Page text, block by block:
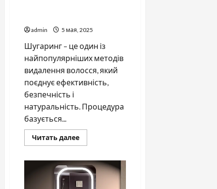
admin 5 мая, 2025
Шугаринг – це один із
найпопулярніших методів
видалення волосся, який
поєднує ефективність,
безпечність і
натуральність. Процедура
базується...
Читать далееПрочитать
больше
натуральний
спосіб
видалення
волосся